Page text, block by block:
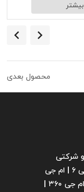
محصول بعدی
شرکتی
لـوازم یدکی خودروهای ام‌جی ۵۵۰ | ام‌جی ۶ | ام جی